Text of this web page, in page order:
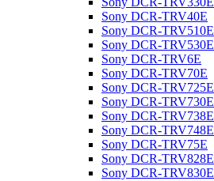
Sony DCR-TRV40E
Sony DCR-TRV510E
Sony DCR-TRV530E
Sony DCR-TRV6E
Sony DCR-TRV70E
Sony DCR-TRV725E
Sony DCR-TRV730E
Sony DCR-TRV738E
Sony DCR-TRV748E
Sony DCR-TRV75E
Sony DCR-TRV828E
Sony DCR-TRV830E